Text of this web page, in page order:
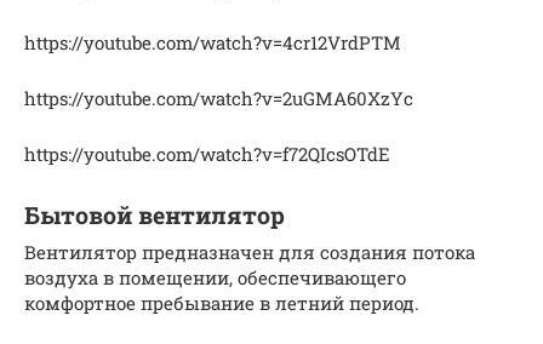
https://youtube.com/watch?v=4cr12VrdPTM
https://youtube.com/watch?v=2uGMA60XzYc
https://youtube.com/watch?v=f72QIcsOTdE
Бытовой вентилятор
Вентилятор предназначен для создания потока
воздуха в помещении, обеспечивающего
комфортное пребывание в летний период.